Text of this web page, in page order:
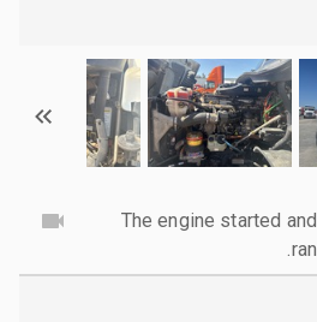
The engine started and
ran.